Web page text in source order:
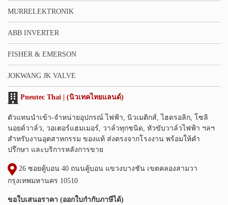
MURRELEKTRONIK
ABB INVERTER
FISHER & EMERSON
JOKWANG JK VALVE
Pneutec Thai | (นิวเทคไทยแลนด์)
ตัวแทนนำเข้า-จำหน่ายอุปกรณ์ ไฟฟ้า, นิวเมติกส์, ไฮดรอลิก, โซลิ
นอยด์วาล์ว, วอเตอร์แฮมเมอร์, วาล์วทุกชนิด, หัวขับวาล์วไฟฟ้า ฯลฯ
สำหรับงานอุตสาหกรรม ของแท้ ส่งตรงจากโรงงาน พร้อมให้คำ
ปรึกษา และบริการหลังการขาย
26 ซอยคู้บอน 40 ถนนคู้บอน แขวงบางชัน เขตคลองสามวา
กรุงเทพมหานคร 10510
ขอใบเสนอราคา (ออกใบกำกับภาษีได้)